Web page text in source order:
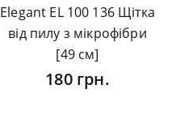
Elegant EL 100 136 Щітка
від пилу з мікрофібри
[49 см]
180 грн.